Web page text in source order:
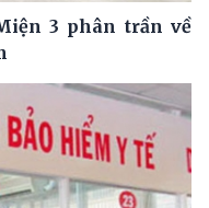
3 phân trần về